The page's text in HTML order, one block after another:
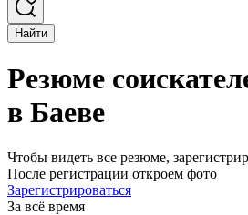
Найти
Резюме
в Баеве
Чтобы видеть все резюме,
После регистрации откроем фото
Зарегистрироваться
За всё время